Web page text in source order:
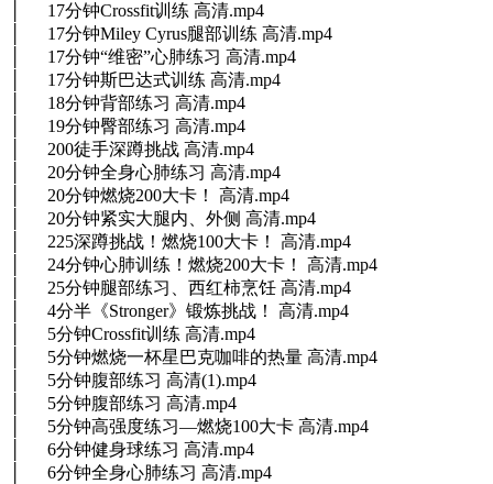
│ 17分钟Crossfit训练 高清.mp4
│ 17分钟Miley Cyrus腿部训练 高清.mp4
│ 17分钟“维密”心肺练习 高清.mp4
│ 17分钟斯巴达式训练 高清.mp4
│ 18分钟背部练习 高清.mp4
│ 19分钟臀部练习 高清.mp4
│ 200徒手深蹲挑战 高清.mp4
│ 20分钟全身心肺练习 高清.mp4
│ 20分钟燃烧200大卡！ 高清.mp4
│ 20分钟紧实大腿内、外侧 高清.mp4
│ 225深蹲挑战！燃烧100大卡！ 高清.mp4
│ 24分钟心肺训练！燃烧200大卡！ 高清.mp4
│ 25分钟腿部练习、西红柿烹饪 高清.mp4
│ 4分半《Stronger》锻炼挑战！ 高清.mp4
│ 5分钟Crossfit训练 高清.mp4
│ 5分钟燃烧一杯星巴克咖啡的热量 高清.mp4
│ 5分钟腹部练习 高清(1).mp4
│ 5分钟腹部练习 高清.mp4
│ 5分钟高强度练习—燃烧100大卡 高清.mp4
│ 6分钟健身球练习 高清.mp4
│ 6分钟全身心肺练习 高清.mp4